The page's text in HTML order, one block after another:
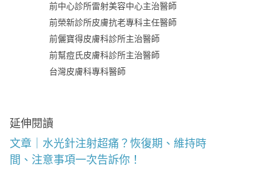
前中心診所雷射美容中心主治醫師
前榮新診所皮膚抗老專科主任醫師
前儷寶得皮膚科診所主治醫師
前幫痘氏皮膚科診所主治醫師
台灣皮膚科專科醫師
延伸閱讀
文章｜水光針注射超痛？恢復期、維持時
間、注意事項一次告訴你！